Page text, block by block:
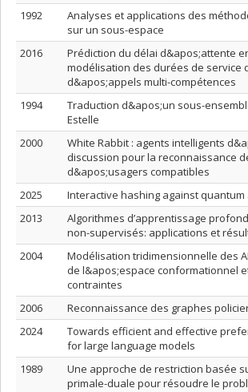
1992
Analyses et applications des
sur un sous-espace
2016
Prédiction du délai d&apos;attente
modélisation des durées de service
d&apos;appels multi-compétences
1994
Traduction d&apos;un sous-
Estelle
2000
White Rabbit : agents intelligents
discussion pour la reconnaissance
d&apos;usagers compatibles
2025
Interactive hashing against
2013
Algorithmes d’apprentissage
non-supervisés: applications et
2004
Modélisation tridimensionnelle des
de l&apos;espace conformationnel
contraintes
2006
Reconnaissance des graphes
2024
Towards efficient and effective
for large language models
1989
Une approche de restriction basée
primale-duale pour résoudre le